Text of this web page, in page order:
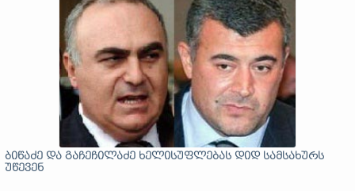
ბიწაძე და გაჩეჩილაძე ხელისუფლებას დიდ სამსახურს
უწევენ